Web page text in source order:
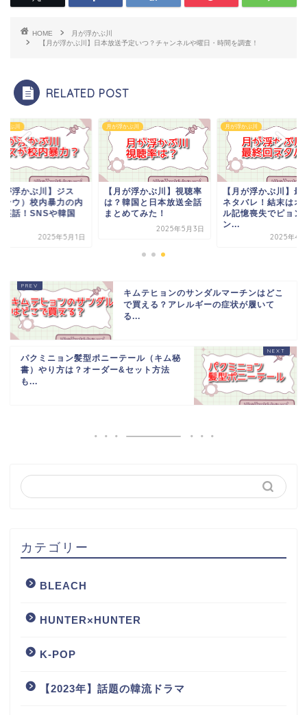
HOME
月が浮かぶ川
【月が浮かぶ川】日本放送予定いつ？チャンネルや曜日・時間を調査！
RELATED POST
かぶ川
が浮かぶ川】ジス
ンウ）校内暴力の内
裏話！SNSや韓国
2025年5月1日
月が浮かぶ川
【月が浮かぶ川】視聴率
は？韓国と日本放送全話
まとめてみた！
2025年5月3日
月が浮かぶ川
【月が浮かぶ川】最
ネタバレ！結末はオ
ル記憶喪失でピョン
ン...
2025年4
キムテヒョンのサンダルマーチンはどこ
で買える？アレルギーの症状が履いて
る...
パクミニョン髪型ポニーテール（キム秘
書）やり方は？オーダー&セット方法
も...
カテゴリー
BLEACH
HUNTER×HUNTER
K-POP
【2023年】話題の韓流ドラマ